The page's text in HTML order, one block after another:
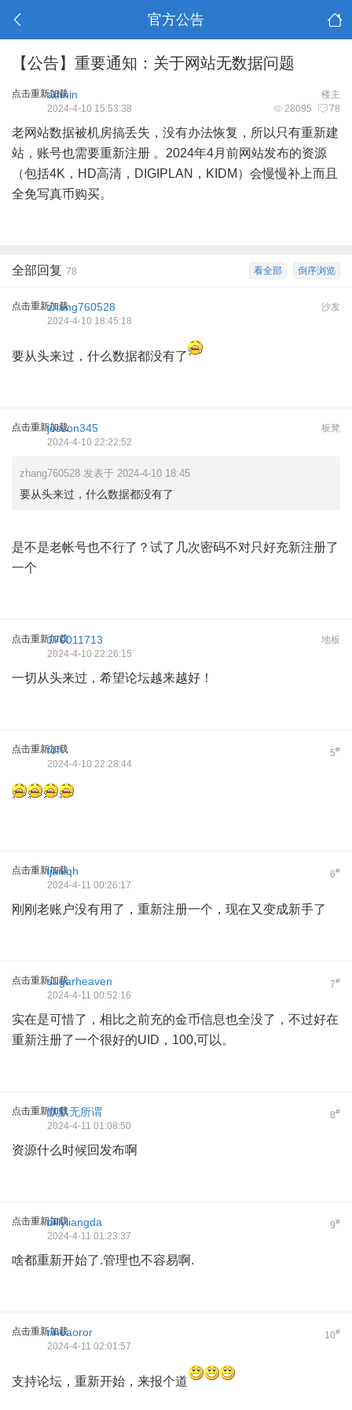
官方公告
【公告】重要通知：关于网站无数据问题
点击重新加载 楼主
admin
28095 78
2024-4-10 15:53:38
老网站数据被机房搞丢失，没有办法恢复，所以只有重新建
站，账号也需要重新注册 。2024年4月前网站发布的资源
（包括4K，HD高清，DIGIPLAN，KIDM）会慢慢补上而且
全免写真币购买。
倒序浏览
看全部
全部回复 78
点击重新加载 沙发
zhang760528
2024-4-10 18:45:18
要从头来过，什么数据都没有了
点击重新加载 板凳
jesson345
2024-4-10 22:22:52
zhang760528 发表于 2024-4-10 18:45
要从头来过，什么数据都没有了
是不是老帐号也不行了？试了几次密码不对只好充新注册了
一个
点击重新加载 地板
170011713
2024-4-10 22:26:15
一切从头来过，希望论坛越来越好！
点击重新加载 5#
fof
2024-4-10 22:28:44
点击重新加载 6#
ljaixqh
2024-4-11 00:26:17
刚刚老账户没有用了，重新注册一个，现在又变成新手了
点击重新加载 7#
sugarheaven
2024-4-11 00:52:16
实在是可惜了，相比之前充的金币信息也全没了，不过好在
重新注册了一个很好的UID，100,可以。
点击重新加载 8#
默默无所谓
2024-4-11 01:08:50
资源什么时候回发布啊
点击重新加载 9#
billyliangda
2024-4-11 01:23:37
啥都重新开始了.管理也不容易啊.
点击重新加载 10#
rinoaoror
2024-4-11 02:01:57
支持论坛，重新开始，来报个道